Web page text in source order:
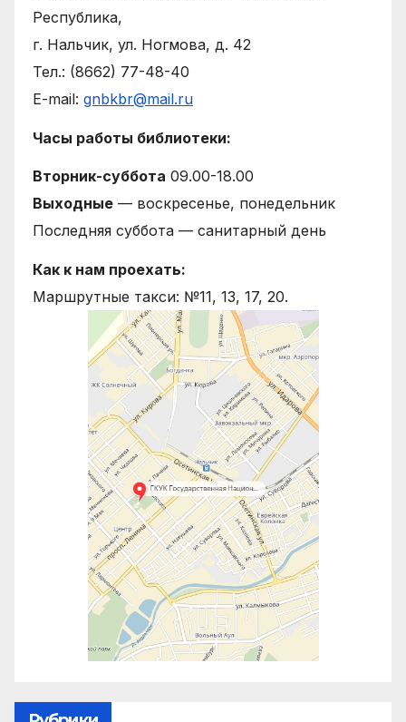
Республика,
г. Нальчик, ул. Ногмова, д. 42
Тел.: (8662) 77-48-40
E-mail: gnbkbr@mail.ru
Часы работы библиотеки:
Вторник-суббота 09.00-18.00
Выходные — воскресенье, понедельник
Последняя суббота — санитарный день
Как к нам проехать:
Маршрутные такси: №11, 13, 17, 20.